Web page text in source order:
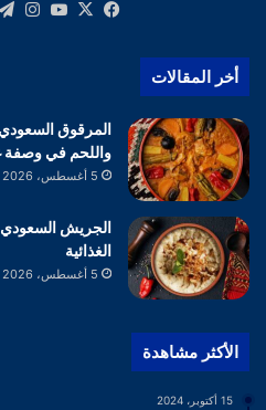
فيسبوك
‫X
أخر المقالات
المرقوق
واللحم في وصفة
5 أغسطس، 2026
الجريش
الغذائية
5 أغسطس، 2026
الأكثر مشاهدة
15 أكتوبر، 2024